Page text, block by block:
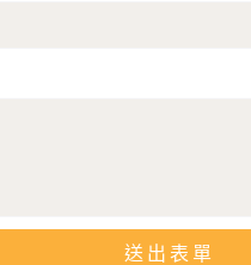
送 出 表 單